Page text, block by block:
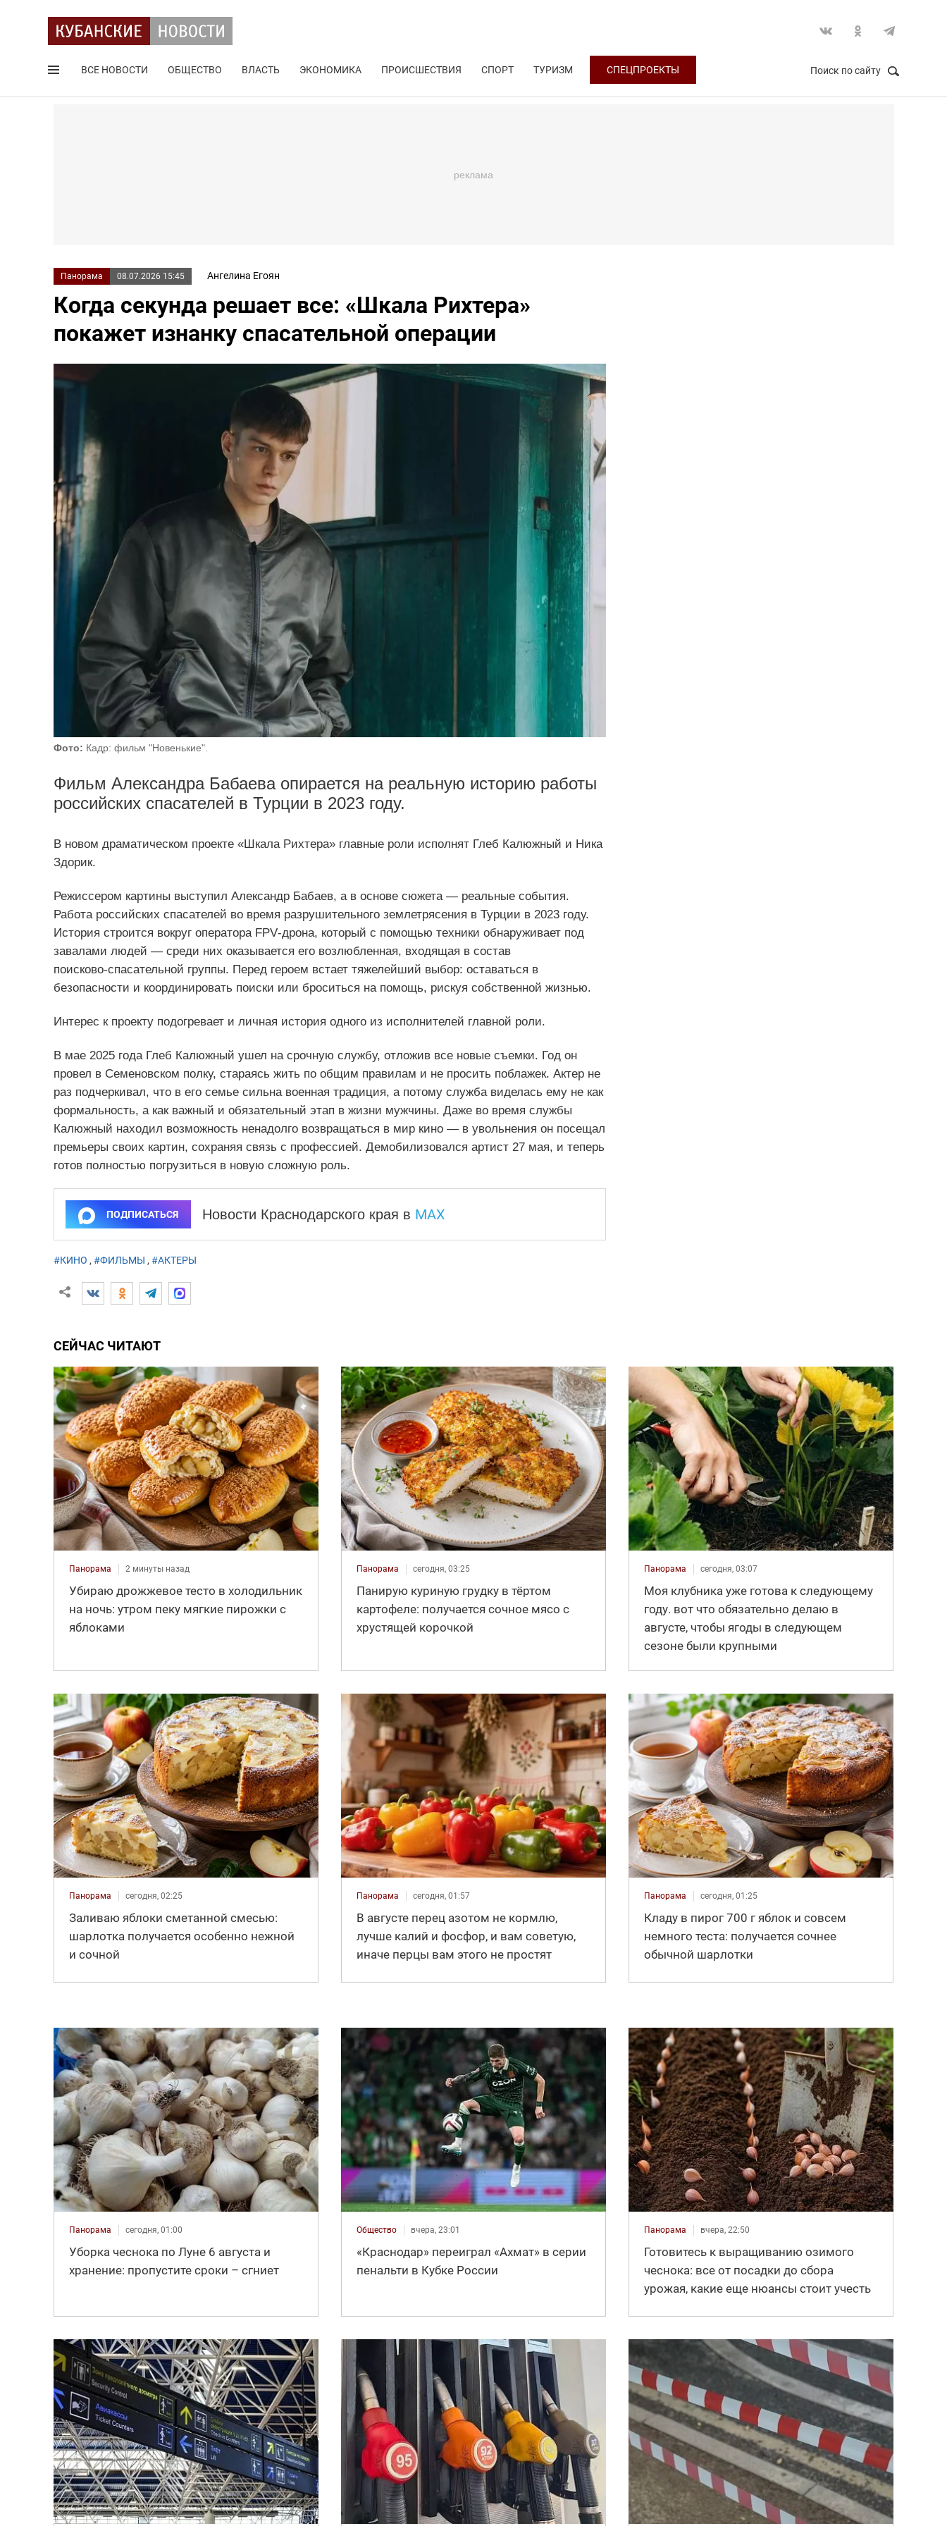
ВСЕ НОВОСТИ ОБЩЕСТВО ВЛАСТЬ ЭКОНОМИКА ПРОИСШЕСТВИЯ СПОРТ ТУРИЗМ СПЕЦПРОЕКТЫ Поиск по сайту
Панорама 08.07.2026 15:45 Ангелина Егоян
Когда секунда решает все: «Шкала Рихтера»
покажет изнанку спасательной операции
Фото: Кадр: фильм "Новенькие".
Фильм Александра Бабаева опирается на реальную историю работы
российских спасателей в Турции в 2023 году.
В новом драматическом проекте «Шкала Рихтера» главные роли исполнят Глеб Калюжный и Ника
Здорик.
Режиссером картины выступил Александр Бабаев, а в основе сюжета — реальные события.
Работа российских спасателей во время разрушительного землетрясения в Турции в 2023 году.
История строится вокруг оператора FPV‑дрона, который с помощью техники обнаруживает под
завалами людей — среди них оказывается его возлюбленная, входящая в состав
поисково‑спасательной группы. Перед героем встает тяжелейший выбор: оставаться в
безопасности и координировать поиски или броситься на помощь, рискуя собственной жизнью.
Интерес к проекту подогревает и личная история одного из исполнителей главной роли.
В мае 2025 года Глеб Калюжный ушел на срочную службу, отложив все новые съемки. Год он
провел в Семеновском полку, стараясь жить по общим правилам и не просить поблажек. Актер не
раз подчеркивал, что в его семье сильна военная традиция, а потому служба виделась ему не как
формальность, а как важный и обязательный этап в жизни мужчины. Даже во время службы
Калюжный находил возможность ненадолго возвращаться в мир кино — в увольнения он посещал
премьеры своих картин, сохраняя связь с профессией. Демобилизовался артист 27 мая, и теперь
готов полностью погрузиться в новую сложную роль.
ПОДПИСАТЬСЯ Новости Краснодарского края в MAX
#КИНО , #ФИЛЬМЫ , #АКТЕРЫ
СЕЙЧАС ЧИТАЮТ
Панорама 2 минуты назад
Убираю дрожжевое тесто в холодильник
на ночь: утром пеку мягкие пирожки с
яблоками
Панорама сегодня, 03:25
Панирую куриную грудку в тёртом
картофеле: получается сочное мясо с
хрустящей корочкой
Панорама сегодня, 03:07
Моя клубника уже готова к следующему
году. вот что обязательно делаю в
августе, чтобы ягоды в следующем
сезоне были крупными
Панорама сегодня, 02:25
Заливаю яблоки сметанной смесью:
шарлотка получается особенно нежной
и сочной
Панорама сегодня, 01:57
В августе перец азотом не кормлю,
лучше калий и фосфор, и вам советую,
иначе перцы вам этого не простят
Панорама сегодня, 01:25
Кладу в пирог 700 г яблок и совсем
немного теста: получается сочнее
обычной шарлотки
Панорама сегодня, 01:00
Уборка чеснока по Луне 6 августа и
хранение: пропустите сроки – сгниет
Общество вчера, 23:01
«Краснодар» переиграл «Ахмат» в серии
пенальти в Кубке России
Панорама вчера, 22:50
Готовитесь к выращиванию озимого
чеснока: все от посадки до сбора
урожая, какие еще нюансы стоит учесть